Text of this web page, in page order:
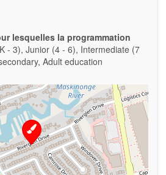
lesquelles la programmation
- 3), Junior (4 - 6), Intermediate (7
Adult education